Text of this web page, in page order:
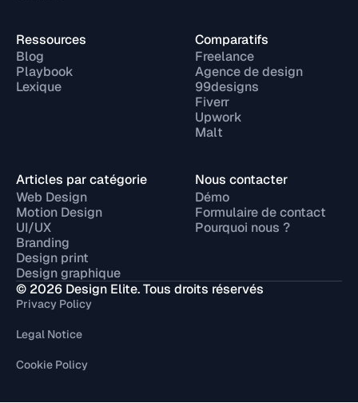
Ressources
Blog
Playbook
Lexique
Comparatifs
Freelance
Agence de design
99designs
Fiverr
Upwork
Malt
Articles par catégorie
Web Design
Motion Design
UI/UX
Branding
Design print
Design graphique
Nous contacter
Démo
Formulaire de contact
Pourquoi nous ?
© 2026 Design Elite. Tous droits réservés
Privacy Policy
Legal Notice
Cookie Policy